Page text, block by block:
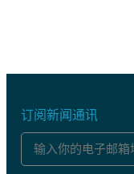
订阅新闻通讯